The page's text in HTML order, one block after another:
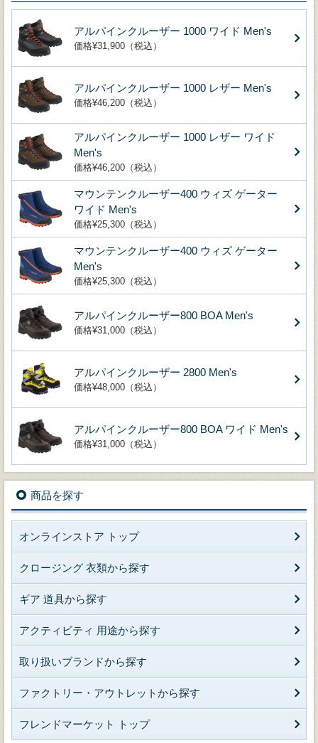
アルパインクルーザー 1000 ワイド Men's
価格¥31,900（税込）
アルパインクルーザー 1000 レザー Men's
価格¥46,200（税込）
アルパインクルーザー 1000 レザー ワイド
Men's
価格¥46,200（税込）
マウンテンクルーザー400 ウィズ ゲーター
ワイド Men's
価格¥25,300（税込）
マウンテンクルーザー400 ウィズ ゲーター
Men's
価格¥25,300（税込）
アルパインクルーザー800 BOA Men's
価格¥31,000（税込）
アルパインクルーザー 2800 Men's
価格¥48,000（税込）
アルパインクルーザー800 BOA ワイド Men's
価格¥31,000（税込）
商品を探す
オンラインストア トップ
クロージング 衣類から探す
ギア 道具から探す
アクティビティ 用途から探す
取り扱いブランドから探す
ファクトリー・アウトレットから探す
フレンドマーケット トップ